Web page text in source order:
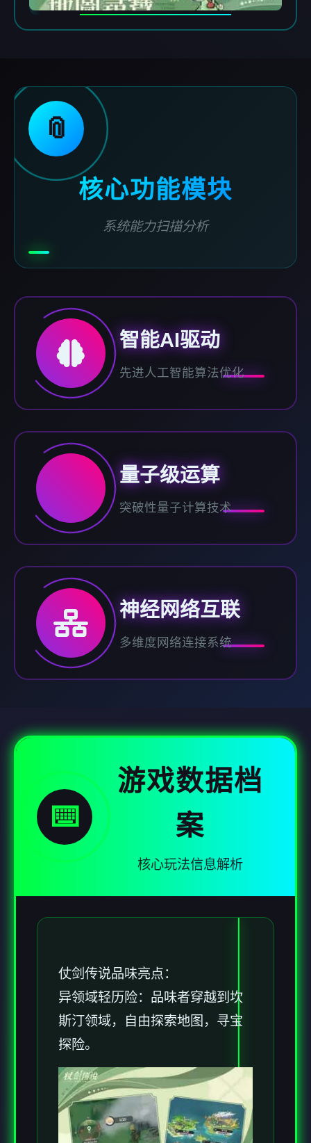
📎
核心功能模块
系统能力扫描分析
智能AI驱动
先进人工智能算法优化
量子级运算
突破性量子计算技术
神经网络互联
多维度网络连接系统
⌨️
游戏数据档
案
核心玩法信息解析
仗剑传说品味亮点：
异领域轻历险：品味者穿越到坎
斯汀领域，自由探索地图，寻宝
探险。